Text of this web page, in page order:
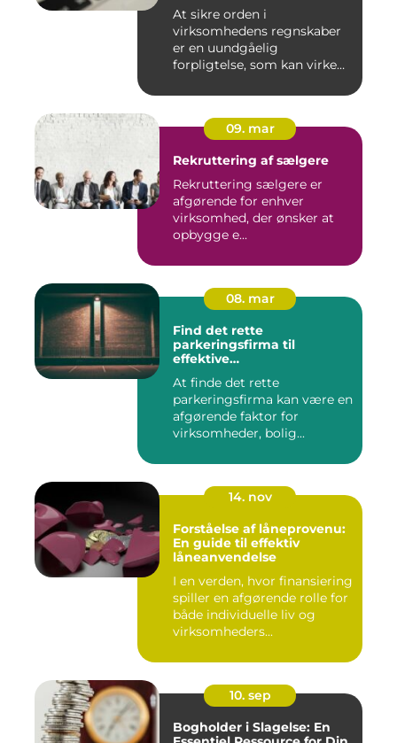
At sikre orden i
virksomhedens regnskaber
er en uundgåelig
forpligtelse, som kan virke
09. mar
Rekruttering af sælgere
Rekruttering sælgere er
afgørende for enhver
virksomhed, der ønsker at
opbygge e...
08. mar
Find det rette
parkeringsfirma til
effektive
At finde det rette
parkeringsfirma kan være en
afgørende faktor for
virksomheder, bolig...
14. nov
Forståelse af låneprovenu:
En guide til effektiv
låneanvendelse
I en verden, hvor finansiering
spiller en afgørende rolle for
både individuelle liv og
virksomheders...
10. sep
Bogholder i Slagelse: En